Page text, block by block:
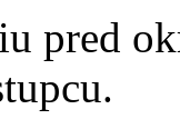
pred